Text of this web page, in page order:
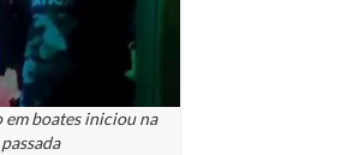
em boates iniciou na